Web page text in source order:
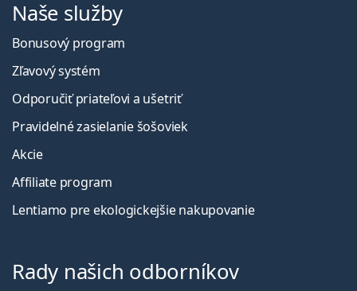
Naše služby
Bonusový program
Zľavový systém
Odporučiť priateľovi a ušetriť
Pravidelné zasielanie šošoviek
Akcie
Affiliate program
Lentiamo pre ekologickejšie nakupovanie
Rady našich odborníkov